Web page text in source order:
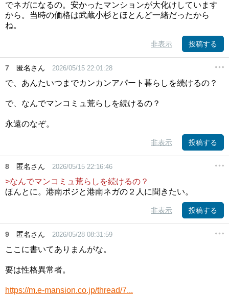
でネガになるの。安かったマンションが大化けしています
から。当時の価格は武蔵小杉とほとんど一緒だったから
ね。
非表示 投稿する
7 匿名さん 2026/05/15 22:01:28
で、あんたいつまでカンカンアパート暮らしを続けるの？
で、なんでマンコミュ荒らしを続けるの？
永遠のなぞ。
非表示 投稿する
8 匿名さん 2026/05/15 22:16:46
>なんでマンコミュ荒らしを続けるの？
ほんとに。港南ポジと港南ネガの２人に聞きたい。
非表示 投稿する
9 匿名さん 2026/05/28 08:31:59
ここに書いてありまんがな。
要は性格異常者。
https://m.e-mansion.co.jp/thread/7...